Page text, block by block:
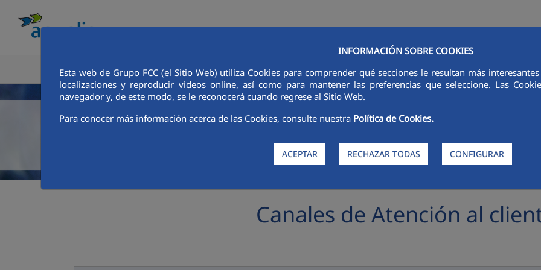
INFORMACIÓN SOBRE COOKIES
Esta web de Grupo FCC (el Sitio Web) utiliza Cookies para comprender qué secciones le resultan más
localizaciones y reproducir videos online, así como para mantener las preferencias que seleccione. Las
navegador y, de este modo, se le reconocerá cuando regrese al Sitio Web.
Para conocer más información acerca de las Cookies, consulte nuestra Política de Cookies.
ACEPTAR RECHAZAR TODAS CONFIGURAR
CONOCE AQUALIA ANALISTAS E INVERSORES INNOVACIÓN DIGITALIZACIÓN SOSTENIBILIDAD
Canales de Atención al